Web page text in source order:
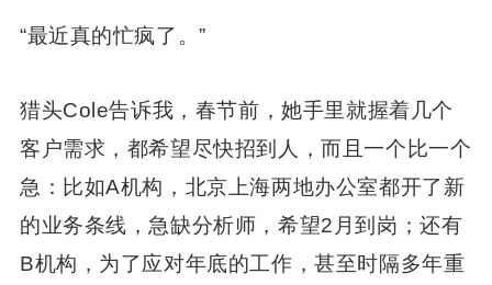
“最近真的忙疯了。”
猎头Cole告诉我，春节前，她手里就握着几个
客户需求，都希望尽快招到人，而且一个比一个
急：比如A机构，北京上海两地办公室都开了新
的业务条线，急缺分析师，希望2月到岗；还有
B机构，为了应对年底的工作，甚至时隔多年重